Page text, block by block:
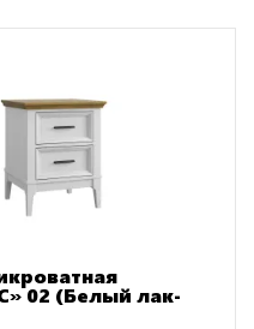
02 (Белый лак-